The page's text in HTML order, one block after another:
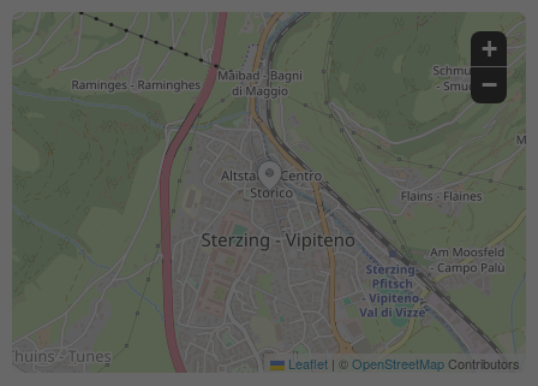
+
−
Leaflet | ©OpenStreetMapContributors